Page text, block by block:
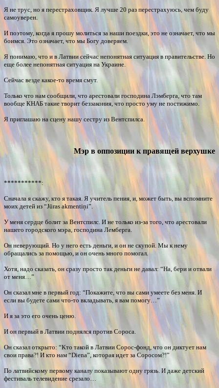
Я не трус, но я перестраховщик. Я лучше 20 раз перестрахуюсь, чем буду
самоуверен.
И поэтому, когда я прошу молиться за наши поездки, это не означает, что мы
боимся. Это означает, что мы Богу доверяем.
Я понимаю, что и в Латвии сейчас непонятная ситуация в правительстве. Но
еще более непонятная ситуация на Украине.
Сейчас везде какое-то время смут.
Только что нам сообщили, что арестовали господина Лэмберга, что там
вообще КНАБ такие творит беззакония, что просто уму не постижимо.
Я приглашаю на сцену нашу сестру из Вентспилса.
Мэр в оппозиции к правящей верхушке
***********:
Сначала я скажу, кто я такая. Я учитель пения, и, может быть, вы вспомните
моих детей из “Jūras akmentiņi”.
У меня сердце болит за Вентспилс. И не только из-за того, что арестовали
нашего городского мэра, господина Лемберга.
Он неверующий. Но у него есть деньги, и он не скупой. Мы к нему
обращались за помощью, и он очень много помогал.
Хотя, надо сказать, он сразу просто так деньги не давал: “На, бери и отвали
от меня…”
Он сказал мне в первый год: “Покажите, что вы сами умеете без меня. И
если вы будете сами что-то вкладывать, я вам помогу…”
И я за это его очень ценю.
И он первый в Латвии поднялся против Сороса.
Он сказал открыто: “Кто такой в Латвии Сорос-фонд, что он диктует нам
свои права?! И кто нам “Diena”, которая идет за Соросом?!”
По латвийскому первому каналу показывают одну грязь. И даже детский
фестиваль телевидение срезало…